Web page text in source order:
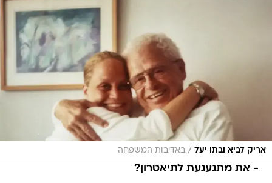
אריק לביא ובתו יעל / באדיבות המשפחה
- את מתגעגעת לתיאטרון?